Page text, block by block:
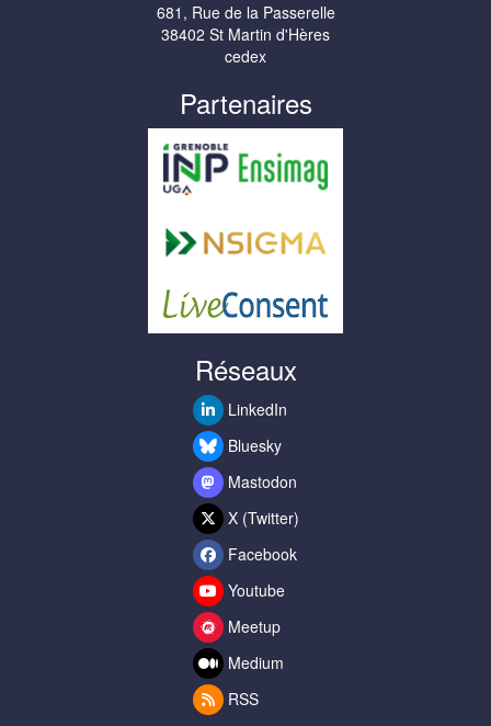
681, Rue de la Passerelle
38402 St Martin d'Hères
cedex
Partenaires
Réseaux
LinkedIn
Bluesky
Mastodon
X (Twitter)
Facebook
Youtube
Meetup
Medium
RSS